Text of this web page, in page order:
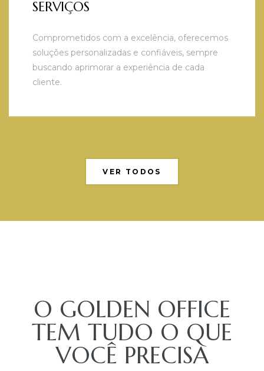
SERVIÇOS
Comprometidos com a excelência, oferecemos
soluções personalizadas e confiáveis, sempre
buscando aprimorar a experiência de cada
cliente.
VER TODOS
O GOLDEN OFFICE
TEM TUDO O QUE
VOCÊ PRECISA